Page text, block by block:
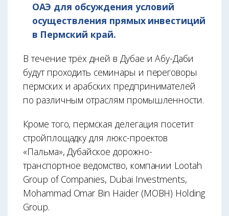
ОАЭ для обсуждения условий
осуществления прямых инвестиций
в Пермский край.
В течение трёх дней в Дубае и Абу-Даби
будут проходить семинары и переговоры
пермских и арабских предпринимателей
по различным отраслям промышленности.
Кроме того, пермская делегация посетит
стройплощадку для люкс-проектов
«Пальма», Дубайское дорожно-
транспортное ведомство, компании Lootah
Group of Companies, Dubai Investments,
Mohammad Omar Bin Haider (MOBH) Holding
Group.